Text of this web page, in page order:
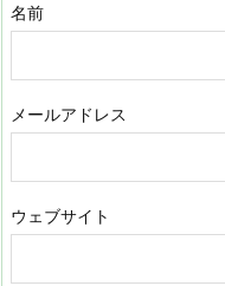
名前
メールアドレス
ウェブサイト